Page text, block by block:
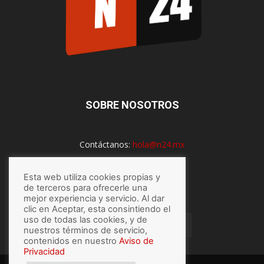
SOBRE NOSOTROS
Contáctanos: hola@n24.mx
SÍGUENOS
Esta web utiliza cookies propias y
de terceros para ofrecerle una
mejor experiencia y servicio. Al dar
clic en Aceptar, esta consintiendo el
uso de todas las cookies, y de
nuestros términos de servicio,
contenidos en nuestro Aviso de
Privacidad